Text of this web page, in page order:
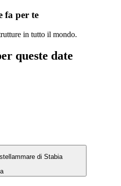
fa per te
in tutto il mondo.
queste date